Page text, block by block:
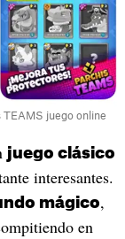
TEAMS juego online
juego clásico
interesantes.
mágico,
en